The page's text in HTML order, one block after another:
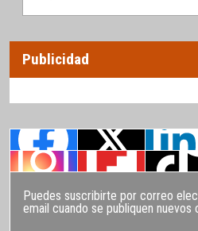
Publicidad
Puedes suscribirte por correo
email cuando se publiquen nuevos